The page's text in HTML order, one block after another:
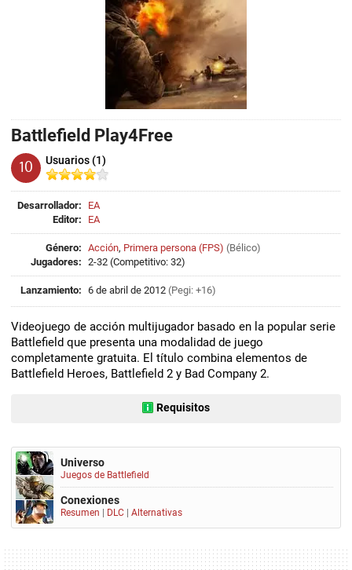
Battlefield Play4Free
10 Usuarios (1)
Desarrollador:
EA
Editor:
EA
Género: Acción, Primera persona (FPS) (Bélico)
Jugadores: 2-32 (Competitivo: 32)
Lanzamiento: 6 de abril de 2012 (Pegi: +16)
Videojuego de acción multijugador basado en la popular serie
Battlefield que presenta una modalidad de juego
completamente gratuita. El título combina elementos de
Battlefield Heroes, Battlefield 2 y Bad Company 2.
Requisitos
Universo
Juegos de Battlefield
Conexiones
Resumen DLC Alternativas